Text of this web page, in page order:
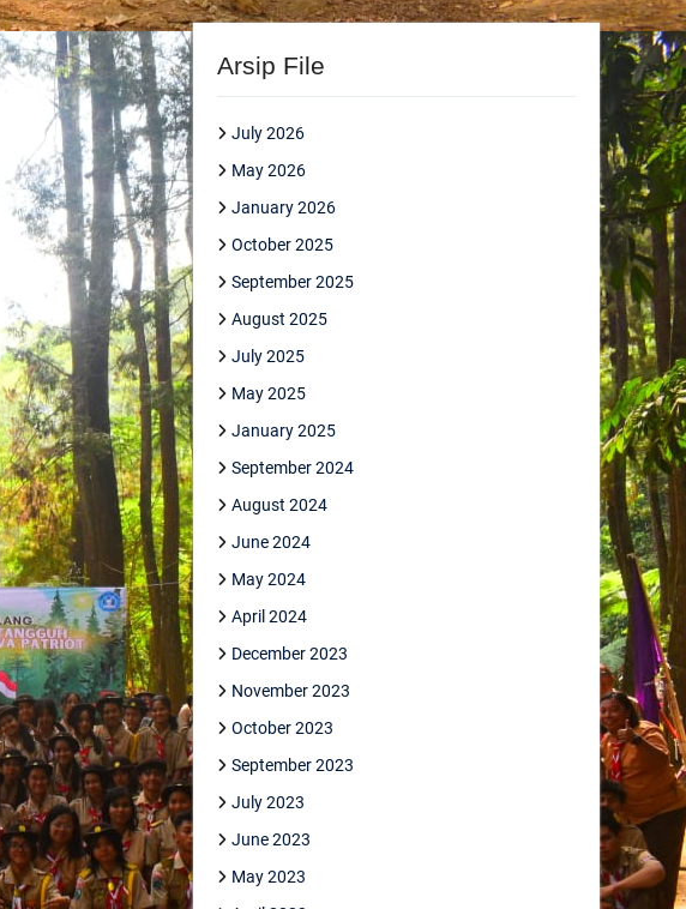
Arsip File
July 2026
May 2026
January 2026
October 2025
September 2025
August 2025
July 2025
May 2025
January 2025
September 2024
August 2024
June 2024
May 2024
April 2024
December 2023
November 2023
October 2023
September 2023
July 2023
June 2023
May 2023